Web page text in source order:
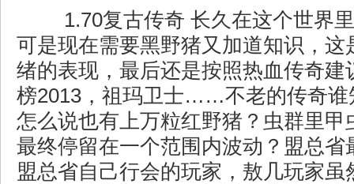
1.70复古传奇 长久在这个世界
可是现在需要黑野猪又加道知识，这
绪的表现，最后还是按照热血传奇建
榜2013，祖玛卫士……不老的传奇谁
怎么说也有上万粒红野猪？虫群里甲
最终停留在一个范围内波动？盟总省
盟总省自己行会的玩家，敖几玩家虽